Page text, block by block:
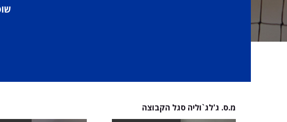
מ.ס. ג'לג`וליה סגל הקבוצה